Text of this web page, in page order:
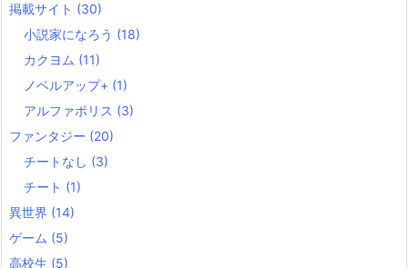
掲載サイト (30)
小説家になろう (18)
カクヨム (11)
ノベルアップ+ (1)
アルファポリス (3)
ファンタジー (20)
チートなし (3)
チート (1)
異世界 (14)
ゲーム (5)
高校生 (5)